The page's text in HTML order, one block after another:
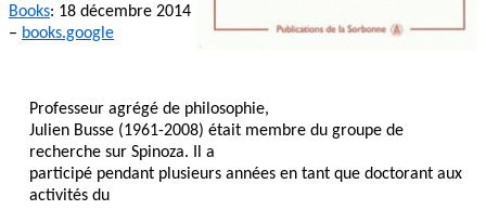
Books: 18 décembre 2014
– books.google
Professeur agrégé de philosophie,
Julien Busse (1961-2008) était membre du groupe de
recherche sur Spinoza. Il a
participé pendant plusieurs années en tant que doctorant aux
activités du